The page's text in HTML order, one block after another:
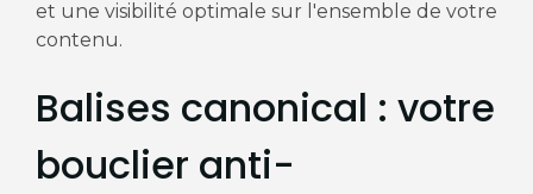
et une visibilité optimale sur l'ensemble de votre
contenu.
Balises canonical : votre
bouclier anti-